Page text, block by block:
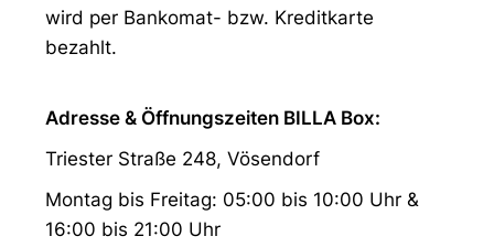
wird per Bankomat- bzw. Kreditkarte
bezahlt.
Adresse & Öffnungszeiten BILLA Box:
Triester Straße 248, Vösendorf
Montag bis Freitag: 05:00 bis 10:00 Uhr &
16:00 bis 21:00 Uhr